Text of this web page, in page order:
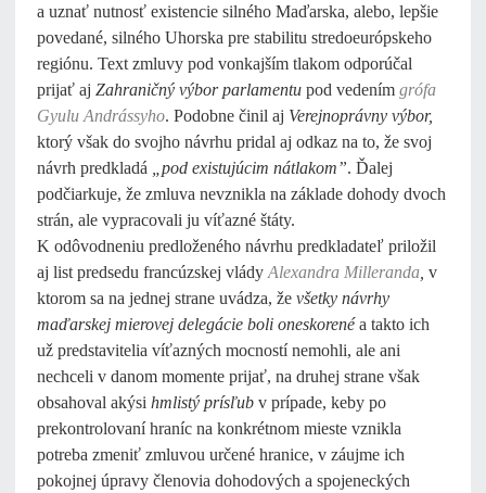
a uznať nutnosť existencie silného Maďarska, alebo, lepšie
povedané, silného Uhorska pre stabilitu stredoeurópskeho
regiónu. Text zmluvy pod vonkajším tlakom odporúčal
prijať aj Zahraničný výbor parlamentu pod vedením grófa
Gyulu Andrássyho. Podobne činil aj Verejnoprávny výbor,
ktorý však do svojho návrhu pridal aj odkaz na to, že svoj
návrh predkladá
„pod existujúcim nátlakom”. Ďalej
podčiarkuje, že zmluva nevznikla na základe dohody dvoch
strán, ale vypracovali ju víťazné štáty.
K odôvodneniu predloženého návrhu predkladateľ priložil
aj list predsedu francúzskej vlády Alexandra Milleranda v
ktorom sa na jednej strane uvádza, že všetky návrhy
maďarskej mierovej delegácie boli oneskorenéa takto ich
už predstavitelia víťazných mocností nemohli, ale ani
nechceli v danom momente prijať, na druhej strane však
obsahoval akýsi hmlistý prísľub v prípade, keby po
prekontrolovaní hraníc na konkrétnom mieste vznikla
potreba zmeniť zmluvou určené hranice, v záujme ich
pokojnej úpravy členovia dohodových a spojeneckých